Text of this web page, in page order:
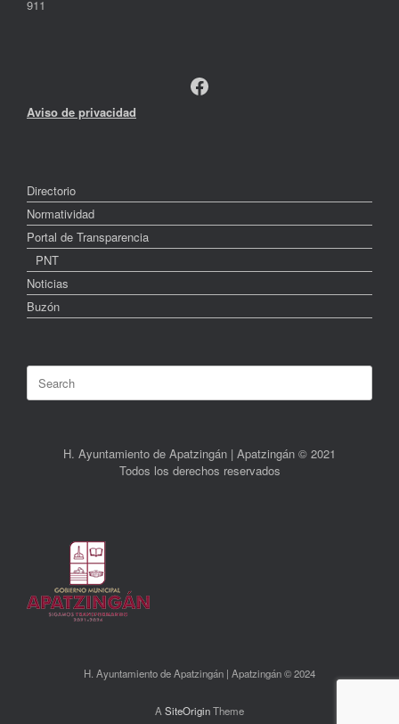
911
Facebook
Aviso de privacidad
Directorio
Normatividad
Portal de Transparencia
PNT
Noticias
Buzón
for:
H. Ayuntamiento de Apatzingán | Apatzingán © 2021
Todos los derechos reservados
H. Ayuntamiento de Apatzingán | Apatzingán © 2024
A SiteOriginTheme